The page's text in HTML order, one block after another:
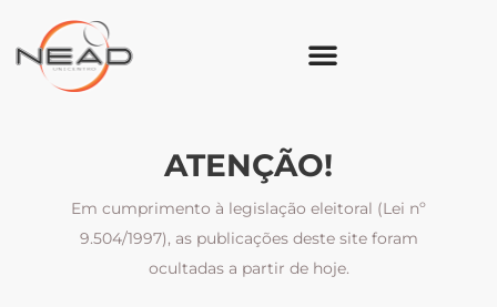
ATENÇÃO!
Em cumprimento à legislação eleitoral (Lei nº
9.504/1997), as publicações deste site foram
ocultadas a partir de hoje.